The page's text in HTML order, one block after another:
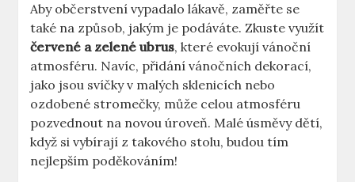
Aby občerstvení vypadalo lákavě, zaměřte se
také na způsob, jakým je podáváte. Zkuste využít
červené a zelené ubrus, které evokují vánoční
atmosféru. Navíc, přidání vánočních dekorací,
jako jsou svíčky v malých sklenicích nebo
ozdobené stromečky, může celou atmosféru
pozvednout na novou úroveň. Malé úsměvy dětí,
když si vybírají z takového stolu, budou tím
nejlepším poděkováním!